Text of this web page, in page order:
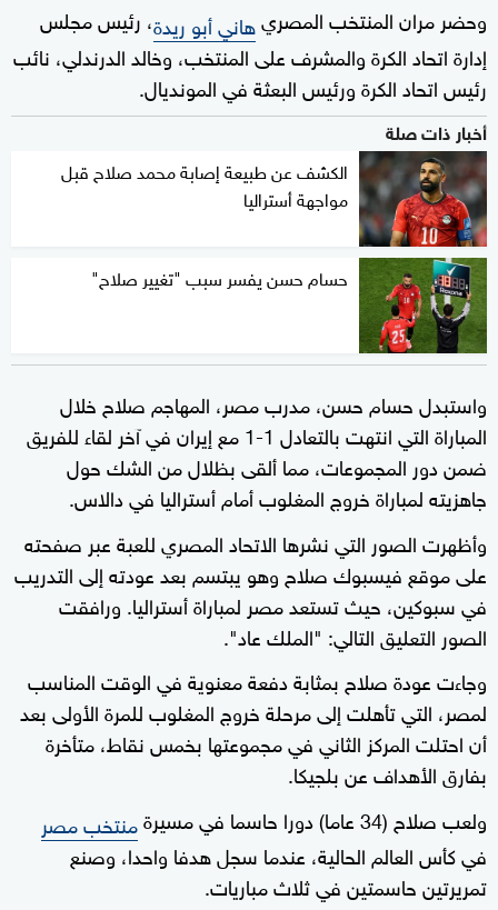
وحضر مران المنتخب المصريهاني أبو ريدة، رئيس مجلس
إدارة اتحاد الكرة والمشرف على المنتخب، وخالد الدرندلي، نائب
رئيس اتحاد الكرة ورئيس البعثة في المونديال.
أخبار ذات صلة
الكشف عن طبيعة إصابة محمد صلاح قبل
مواجهة أستراليا
حسام حسن يفسر سبب "تغيير صلاح"
واستبدل حسام حسن، مدرب مصر، المهاجم صلاح خلال
المباراة التي انتهت بالتعادل 1-1 مع إيران في آخر لقاء للفريق
ضمن دور المجموعات، مما ألقى بظلال من الشك حول
جاهزيته لمباراة خروج المغلوب أمام أستراليا في دالاس.
وأظهرت الصور التي نشرها الاتحاد المصري للعبة عبر صفحته
على موقع فيسبوك صلاح وهو يبتسم بعد عودته إلى التدريب
في سبوكين، حيث تستعد مصر لمباراة أستراليا. ورافقت
الصور التعليق التالي: "الملك عاد".
وجاءت عودة صلاح بمثابة دفعة معنوية في الوقت المناسب
لمصر، التي تأهلت إلى مرحلة خروج المغلوب للمرة الأولى بعد
أن احتلت المركز الثاني في مجموعتها بخمس نقاط، متأخرة
بفارق الأهداف عن بلجيكا.
ولعب صلاح (34 عاما) دورا حاسما في مسيرة
منتخب مصر
في كأس العالم الحالية، عندما سجل هدفا واحدا، وصنع
تمريرتين حاسمتين في ثلاث مباريات.